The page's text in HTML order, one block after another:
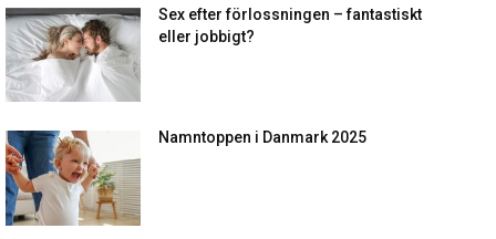
Sex efter förlossningen – fantastiskt
eller jobbigt?
Namntoppen i Danmark 2025